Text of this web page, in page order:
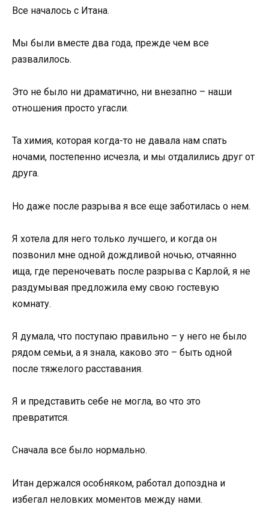
Все началось с Итана.
Мы были вместе два года, прежде чем все
развалилось.
Это не было ни драматично, ни внезапно – наши
отношения просто угасли.
Та химия, которая когда-то не давала нам спать
ночами, постепенно исчезла, и мы отдалились друг от
друга.
Но даже после разрыва я все еще заботилась о нем.
Я хотела для него только лучшего, и когда он
позвонил мне одной дождливой ночью, отчаянно
ища, где переночевать после разрыва с Карлой, я не
раздумывая предложила ему свою гостевую
комнату.
Я думала, что поступаю правильно – у него не было
рядом семьи, а я знала, каково это – быть одной
после тяжелого расставания.
Я и представить себе не могла, во что это
превратится.
Сначала все было нормально.
Итан держался особняком, работал допоздна и
избегал неловких моментов между нами.